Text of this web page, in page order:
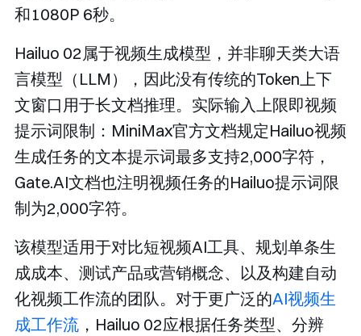
和1080P 6秒。
Hailuo 02属于视频生成模型，并非聊天类大语
言模型（LLM），因此没有传统的Token上下
文窗口用于长文档推理。实际输入上限即视频
提示词限制：MiniMax官方文档规定Hailuo视频
生成任务的文本提示词最多支持2,000字符，
Gate.AI文档也注明视频任务的Hailuo提示词限
制为2,000字符。
该模型适用于对比短视频AI工具、规划单条生
成成本、测试产品或营销概念、以及构建自动
化视频工作流的团队。对于更广泛的AI视频生
成工作流 ，Hailuo 02应根据任务类型、分辨